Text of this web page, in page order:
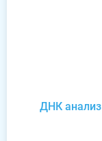
ДНК